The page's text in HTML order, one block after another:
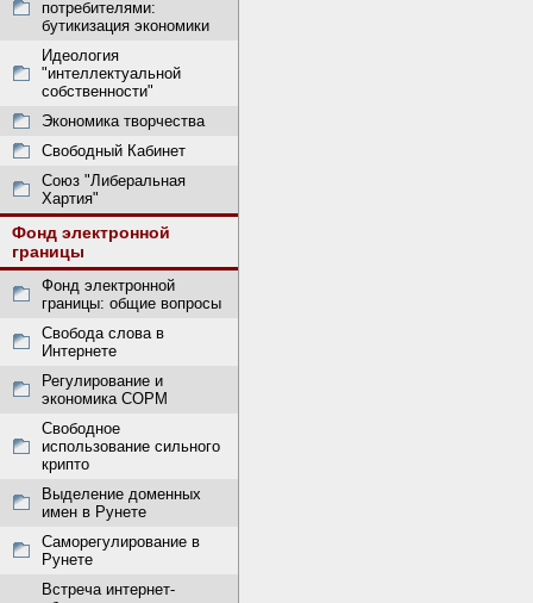
потребителями:
бутикизация экономики
Идеология
"интеллектуальной
собственности"
Экономика творчества
Свободный Кабинет
Союз "Либеральная
Хартия"
Фонд электронной
границы
Фонд электронной
границы: общие вопросы
Свобода слова в
Интернете
Регулирование и
экономика СОРМ
Свободное
использование сильного
крипто
Выделение доменных
имен в Рунете
Саморегулирование в
Рунете
Встреча интернет-